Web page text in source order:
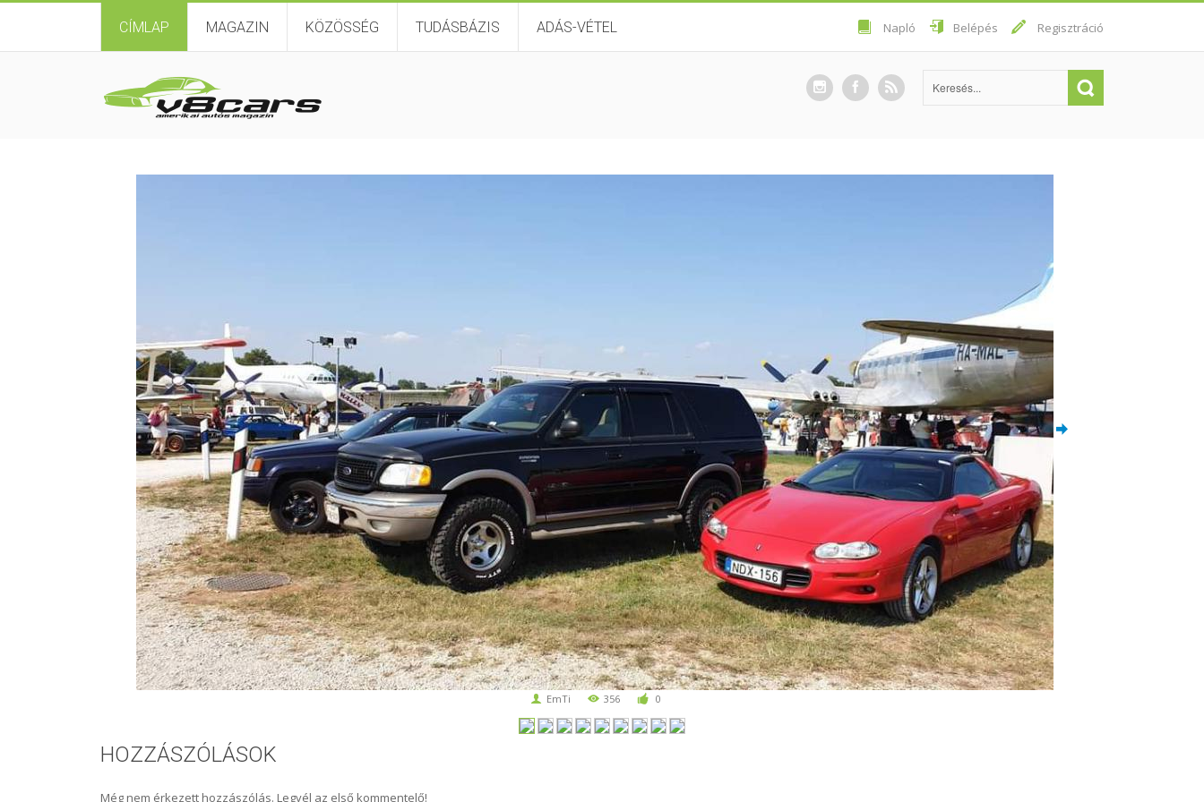
CÍMLAP MAGAZIN KÖZÖSSÉG TUDÁSBÁZIS ADÁS-VÉTEL Napló Belépés Regisztráció
EmTi 356 0
HOZZÁSZÓLÁSOK
Még nem érkezett hozzászólás. Legyél az első kommentelő!